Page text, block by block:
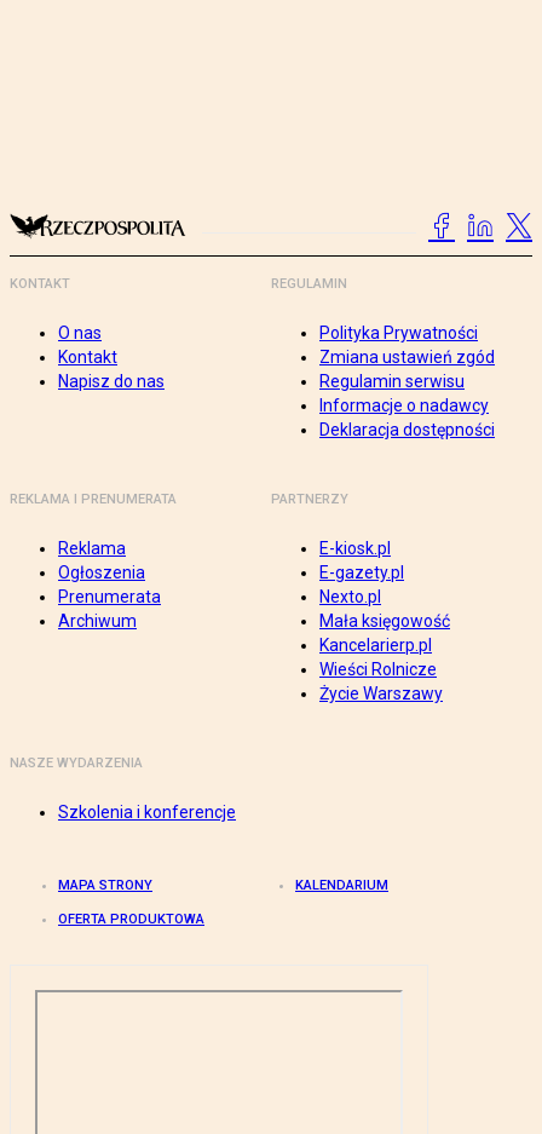
KONTAKT
O nas
Kontakt
Napisz do nas
REGULAMIN
Polityka Prywatności
Zmiana ustawień zgód
Regulamin serwisu
Informacje o nadawcy
Deklaracja dostępności
REKLAMA I PRENUMERATA
Reklama
Ogłoszenia
Prenumerata
Archiwum
PARTNERZY
E-kiosk.pl
E-gazety.pl
Nexto.pl
Mała księgowość
Kancelarierp.pl
Wieści Rolnicze
Życie Warszawy
NASZE WYDARZENIA
Szkolenia i konferencje
MAPA STRONY KALENDARIUM
OFERTA PRODUKTOWA